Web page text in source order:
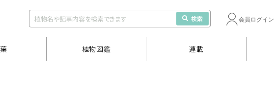
検索 会員ログイン
植物図鑑 連載